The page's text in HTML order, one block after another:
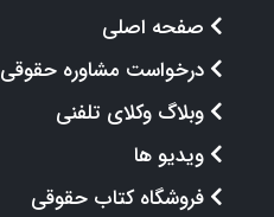
صفحه اصلی
درخواست مشاوره حقوقی
وبلاگ وکلای تلفنی
ویدیو ها
فروشگاه کتاب حقوقی